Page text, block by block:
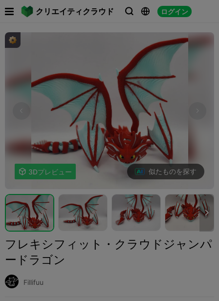
クリエイティクラウド   ログイン

 3Dプレビュー 似たものを探す

フレキシフィット・クラウドジャンパ
ードラゴン
Fillifuu